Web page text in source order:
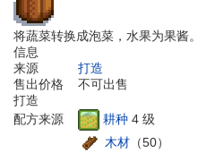
将蔬菜转换成泡菜，水果为果酱。
信息
来源
打造
售出价格
不可出售
打造
配方来源
耕种 4 级
木材 （50）